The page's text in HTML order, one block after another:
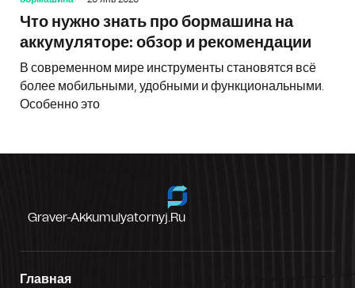
Что нужно знать про бормашина на
аккумуляторе: обзор и рекомендации
В современном мире инструменты становятся всё
более мобильными, удобными и функциональными.
Особенно это
Graver-Akkumulyatornyj.ru
Главная